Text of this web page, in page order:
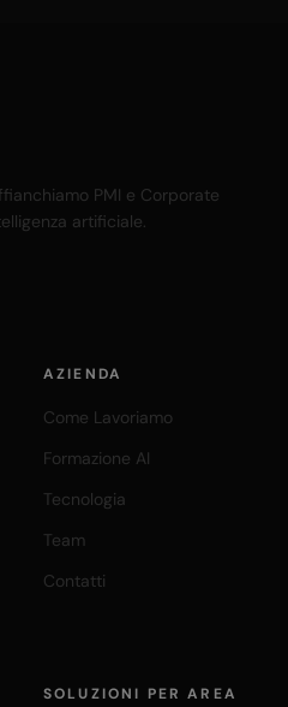
PMI e Corporate
artificiale.
AZIENDA
Come Lavoriamo
Formazione AI
Tecnologia
Team
Contatti
SOLUZIONI PER AREA